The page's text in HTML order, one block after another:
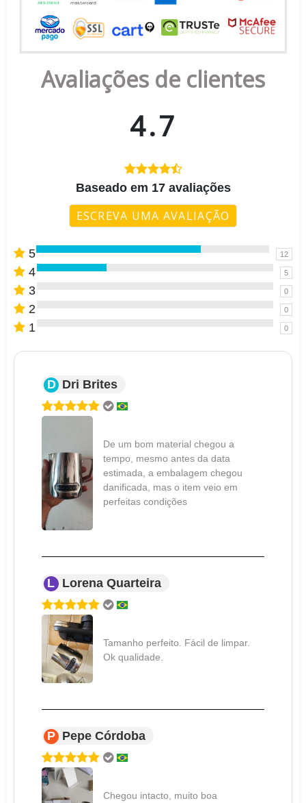
Avaliações de clientes
4.7
Baseado em 17 avaliações
ESCREVA UMA AVALIAÇÃO
5 12
4 5
3 0
2 0
1 0
D Dri Brites
De um bom material chegou a
tempo, mesmo antes da data
estimada, a embalagem chegou
danificada, mas o item veio em
perfeitas condições
L Lorena Quarteira
Tamanho perfeito. Fácil de limpar.
Ok qualidade.
P Pepe Córdoba
Chegou intacto, muito boa